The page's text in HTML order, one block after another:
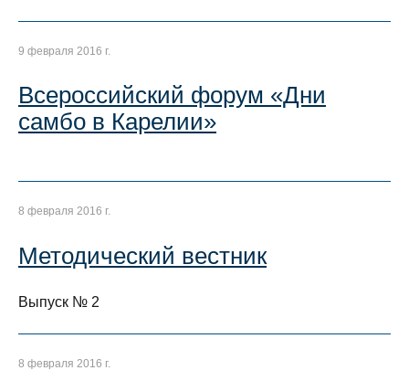
9 февраля 2016 г.
Всероссийский форум «Дни
самбо в Карелии»
8 февраля 2016 г.
Методический вестник
Выпуск № 2
8 февраля 2016 г.